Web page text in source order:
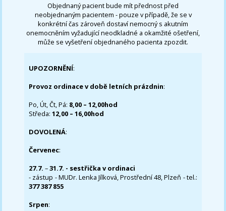
Objednaný pacient bude mít přednost před
neobjednaným pacientem - pouze v případě, že se v
konkrétní čas zároveň dostaví nemocný s akutním
onemocněním vyžadující neodkladné a okamžité ošetření,
může se vyšetření objednaného pacienta zpozdit.
UPOZORNĚNÍ:
Provoz ordinace v době letních prázdnin:
Po, Út, Čt, Pá: 8,00 – 12,00hod
Středa:12,00 – 16,00hod
DOVOLENÁ:
Červenec:
27.7.–31.7. - sestřička v ordinaci
- zástup - MUDr. Lenka Jílková, Prostřední 48, Plzeň - tel.:
377 387 855
Srpen: